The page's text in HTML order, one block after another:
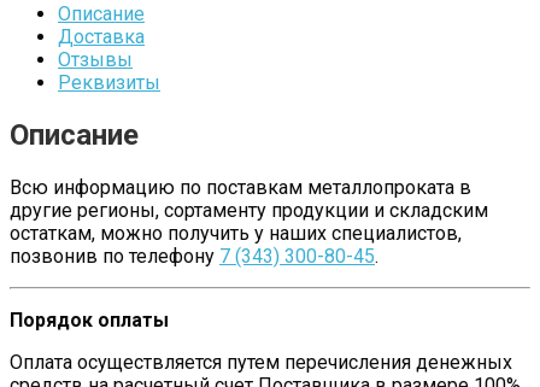
Описание
Доставка
Отзывы
Реквизиты
Описание
Всю информацию по поставкам металлопроката в
другие регионы, сортаменту продукции и складским
остаткам, можно получить у наших специалистов,
позвонив по телефону 7 (343) 300-80-45.
Порядок оплаты
Оплата осуществляется путем перечисления денежных